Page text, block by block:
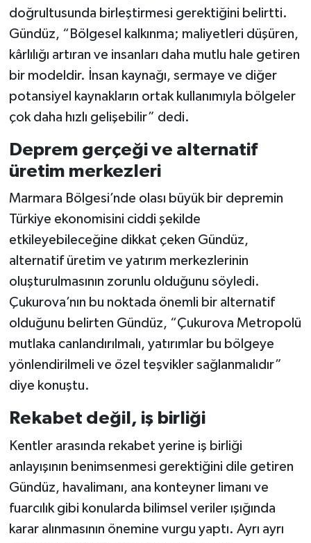
doğrultusunda birleştirmesi gerektiğini belirtti.
Gündüz, “Bölgesel kalkınma; maliyetleri düşüren,
kârlılığı artıran ve insanları daha mutlu hale getiren
bir modeldir. İnsan kaynağı, sermaye ve diğer
potansiyel kaynakların ortak kullanımıyla bölgeler
çok daha hızlı gelişebilir” dedi.
Deprem gerçeği ve alternatif
üretim merkezleri
Marmara Bölgesi’nde olası büyük bir depremin
Türkiye ekonomisini ciddi şekilde
etkileyebileceğine dikkat çeken Gündüz,
alternatif üretim ve yatırım merkezlerinin
oluşturulmasının zorunlu olduğunu söyledi.
Çukurova’nın bu noktada önemli bir alternatif
olduğunu belirten Gündüz, “Çukurova Metropolü
mutlaka canlandırılmalı, yatırımlar bu bölgeye
yönlendirilmeli ve özel teşvikler sağlanmalıdır”
diye konuştu.
Rekabet değil, iş birliği
Kentler arasında rekabet yerine iş birliği
anlayışının benimsenmesi gerektiğini dile getiren
Gündüz, havalimanı, ana konteyner limanı ve
fuarcılık gibi konularda bilimsel veriler ışığında
karar alınmasının önemine vurgu yaptı. Ayrı ayrı